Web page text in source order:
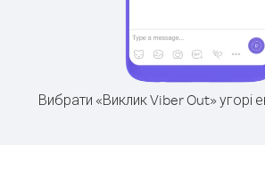
Вибрати «Виклик Viber Out» угорі